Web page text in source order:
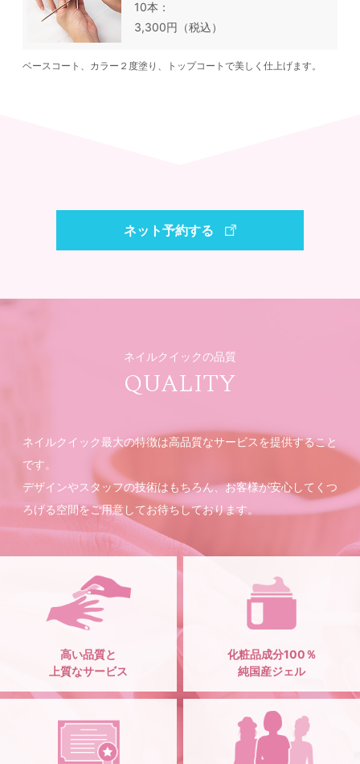
10本
3,300円（税込）
ベースコート、カラー２度塗り、トップコートで美しく仕上げます。
ネット予約する
ネイルクイックの品質
QUALITY
ネイルクイック最大の特徴は高品質なサービスを提供すること
です。
デザインやスタッフの技術はもちろん、お客様が安心してくつ
ろげる空間をご用意してお待ちしております。
高い品質と
上質なサービス
化粧品成分100％
純国産ジェル